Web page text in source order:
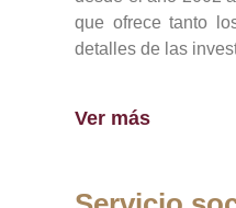
que ofrece tanto
detalles de las
Ver más